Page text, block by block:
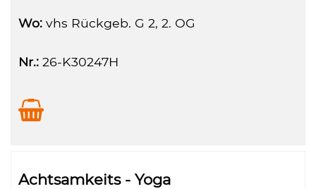
Wo: vhs Rückgeb. G 2, 2. OG
Nr.: 26-K30247H
Achtsamkeits - Yoga